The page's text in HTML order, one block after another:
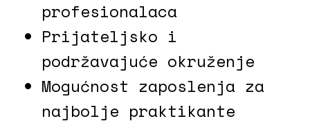
profesionalaca
Prijateljsko i
podržavajuće okruženje
Mogućnost zaposlenja za
najbolje praktikante